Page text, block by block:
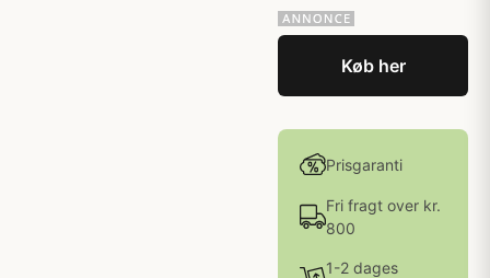
Køb her
Prisgaranti
Fri fragt over kr.
800
1-2 dages